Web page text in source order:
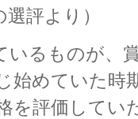
評より）
いるものが、
始めていた時
を評価してい